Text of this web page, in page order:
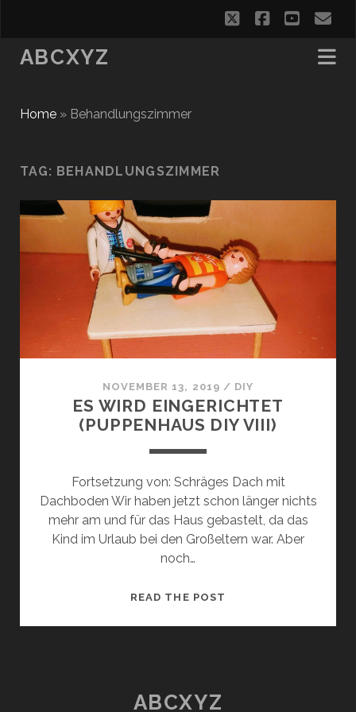
twitterfacebook
ABCXYZ
Home» Behandlungszimmer
TAG: BEHANDLUNGSZIMMER
NOVEMBER 13, 2019 / DIY
ES WIRD EINGERICHTET
(PUPPENHAUS DIY VIII)
Fortsetzung von: Schräges Dach mit
Dachboden Wir haben jetzt schon länger nichts
mehr am und für das Haus gebastelt, da das
Kind im Urlaub bei den Großeltern war. Aber
noch…
READ THE POST
ABCXYZ